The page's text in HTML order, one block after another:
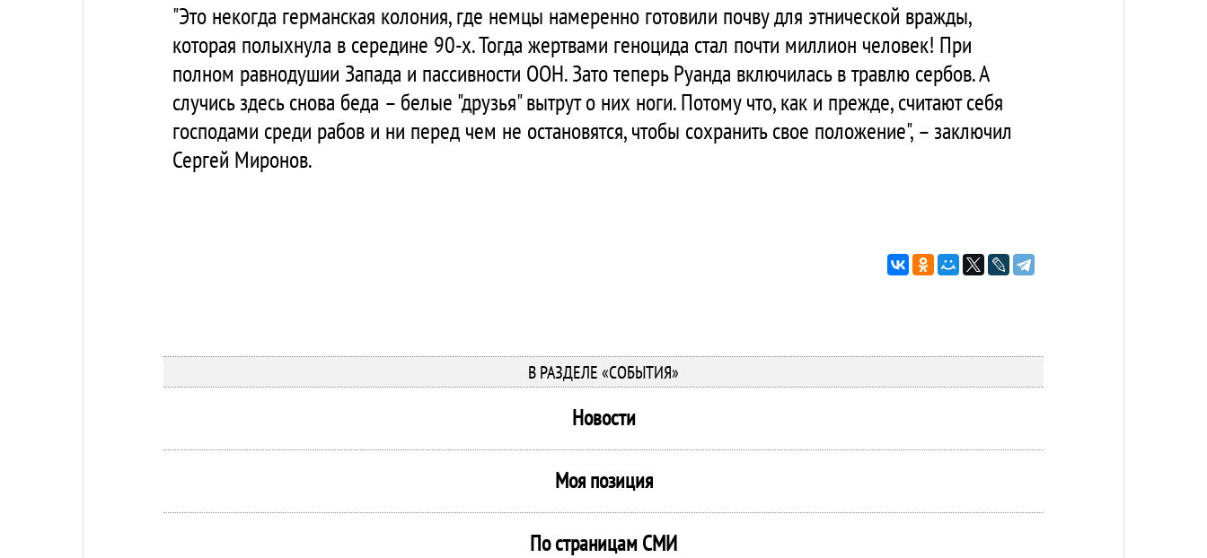
"Это некогда германская колония, где немцы намеренно готовили почву для этнической вражды,
которая полыхнула в середине 90-х. Тогда жертвами геноцида стал почти миллион человек! При
полном равнодушии Запада и пассивности ООН. Зато теперь Руанда включилась в травлю сербов. А
случись здесь снова беда – белые "друзья" вытрут о них ноги. Потому что, как и прежде, считают себя
господами среди рабов и ни перед чем не остановятся, чтобы сохранить свое положение", – заключил
Сергей Миронов.
В РАЗДЕЛЕ «СОБЫТИЯ»
Новости
Моя позиция
По страницам СМИ